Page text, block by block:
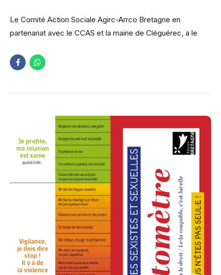
Le Comité Action Sociale Agirc-Arrco Bretagne en
partenariat avec le CCAS et la mairie de Cléguérec, a le
« Mon Vieux » de Elie SEMOUN et Marjory DEJARDIN